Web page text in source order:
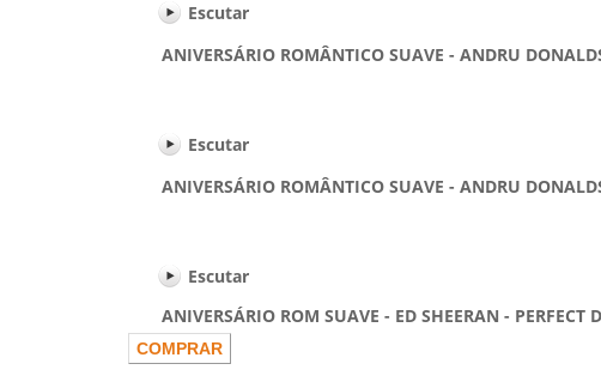
Escutar
ANIVERSÁRIO ROMÂNTICO SUAVE - ANDRU
Escutar
ANIVERSÁRIO ROMÂNTICO SUAVE - ANDRU
Escutar
ANIVERSÁRIO ROM SUAVE - ED SHEERAN - PERFECT